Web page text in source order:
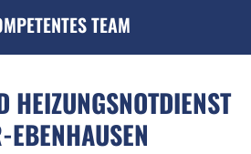
TEAM
HEIZUNGSNOTDIENST